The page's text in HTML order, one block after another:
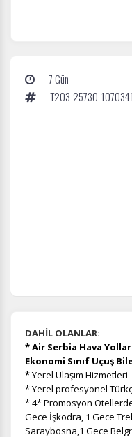
7 Gün
T203-25730-1070341
DAHİL OLANLAR:
* Air Serbia Hava
Ekonomi Sınıf Uçuş
*Yerel Ulaşım Hizmetleri
* Yerel profesyonel
* 4* Promosyon
Gece İşkodra, 1 Gece
Saraybosna,1 Gece